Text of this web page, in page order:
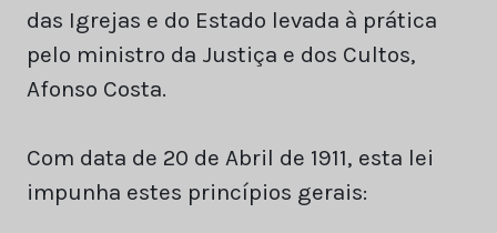
das Igrejas e do Estado levada à prática
pelo ministro da Justiça e dos Cultos,
Afonso Costa.
Com data de 20 de Abril de 1911, esta lei
impunha estes princípios gerais: